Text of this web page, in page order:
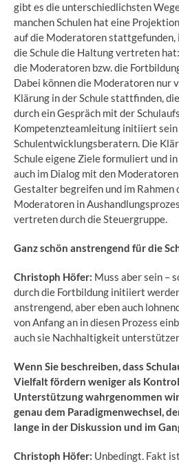
gibt es die unterschiedlichsten
manchen Schulen hat eine
auf die Moderatoren stattgefunden,
die Schule die Haltung vertreten
die Moderatoren bzw. die
Dabei können die Moderatoren nur
Klärung in der Schule stattfinden,
durch ein Gespräch mit der
Kompetenzteamleitung initiiert sein
Schulentwicklungsberatern. Die
Schule eigene Ziele formuliert und
auch im Dialog mit den
Gestalter begreifen und im Rahmen
Moderatoren in
vertreten durch die Steuergruppe.
Ganz schön anstrengend für die
Christoph Höfer: Muss aber sein –
durch die Fortbildung initiiert
anstrengend, aber eben auch
von Anfang an in diesen Prozess
auch sie Nachhaltigkeit
Wenn Sie beschreiben, dass
Vielfalt fördern weniger als
Unterstützung wahrgenommen
genau dem Paradigmenwechsel,
lange in der Diskussion und im
Christoph Höfer: Unbedingt. Fakt